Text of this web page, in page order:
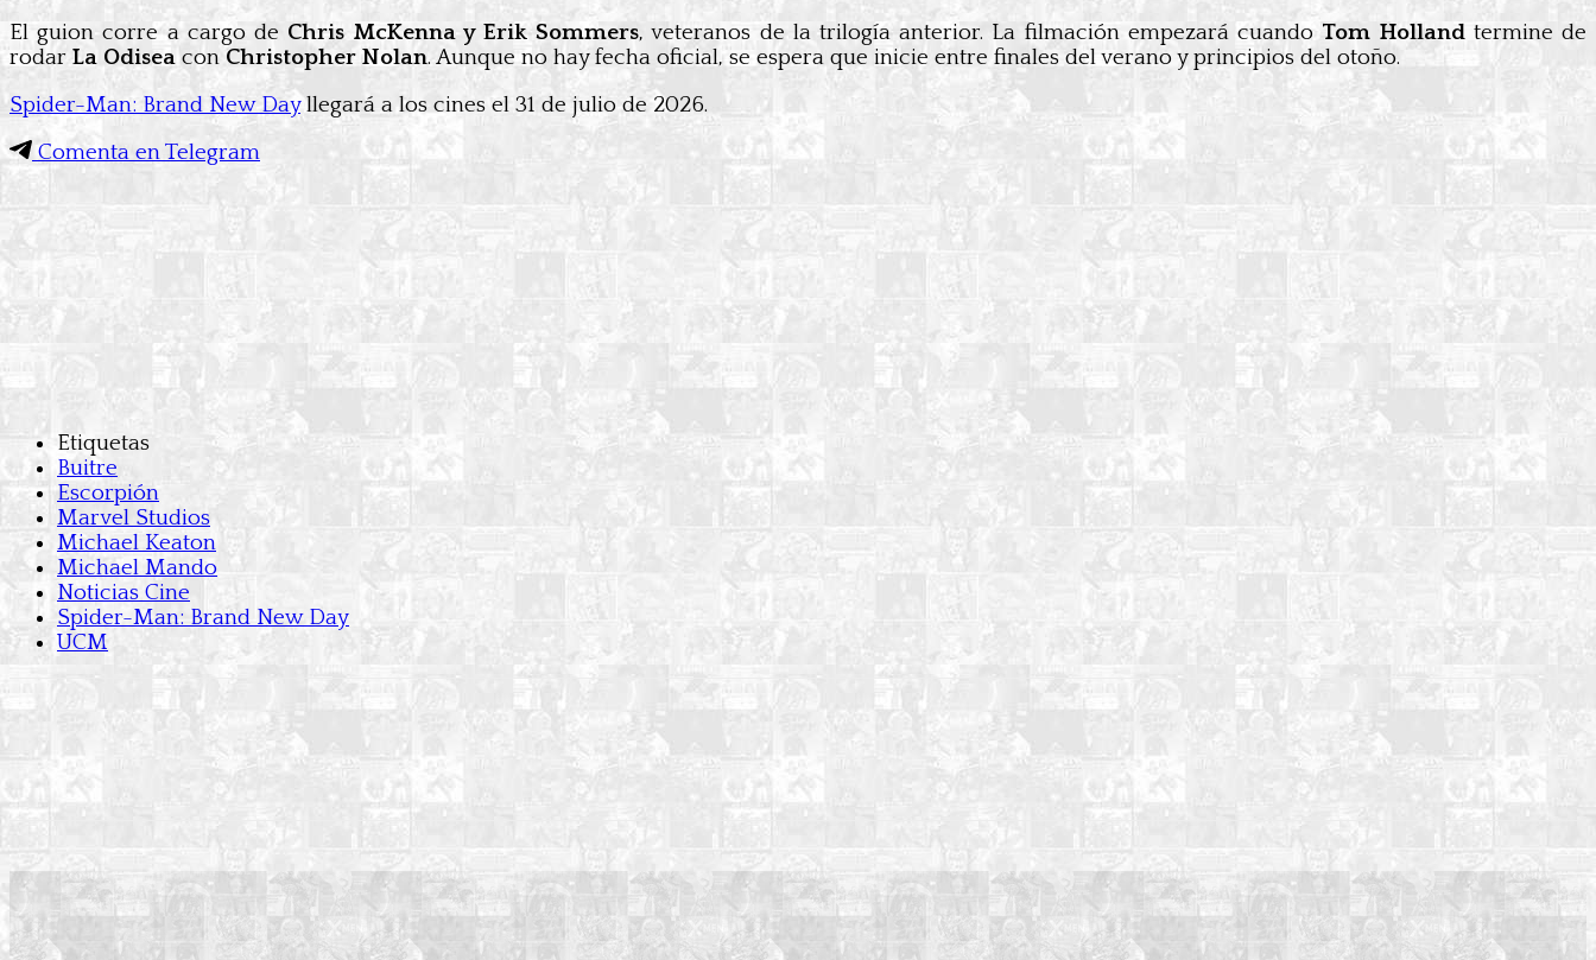
El guion corre a cargo de Chris McKenna y Erik Sommers, veteranos de la trilogía anterior. La filmación empezará cuando Tom Hollandtermine de
rodar La Odisea con Christopher Nolan. Aunque no hay fecha oficial, se espera que inicie entre finales del verano y principios del otoño.
Spider-Man: Brand New Dayllegará a los cines el 31 de julio de 2026.
Comenta en Telegram
Etiquetas
Buitre
Escorpión
Marvel Studios
Michael Keaton
Michael Mando
Noticias Cine
Spider-Man: Brand New Day
UCM